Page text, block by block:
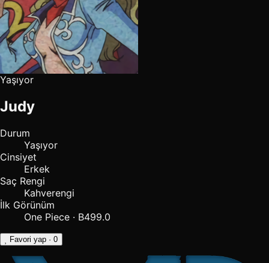
Yaşıyor
Judy
Durum
Yaşıyor
Cinsiyet
Erkek
Saç Rengi
Kahverengi
İlk Görünüm
One Piece · B499.0
Favori yap · 0